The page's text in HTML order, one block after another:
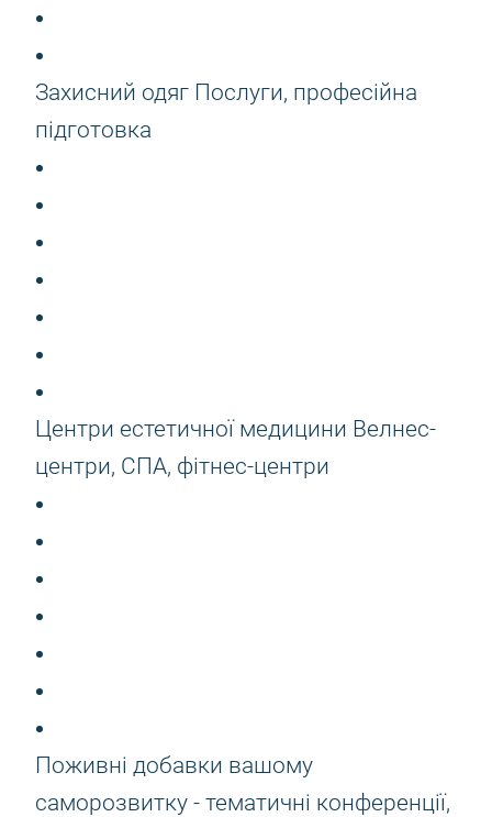
Захисний одяг Послуги, професійна
підготовка
Центри естетичної медицини Велнес-
центри, СПА, фітнес-центри
Поживні добавки вашому
саморозвитку - тематичні конференції,